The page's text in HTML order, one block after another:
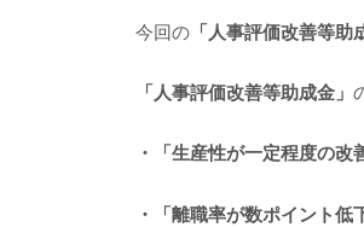
今回の 「人事評価改善等助
「人事評価改善等助成金」
・「生産性が一定程度の改
・「離職率が数ポイント低